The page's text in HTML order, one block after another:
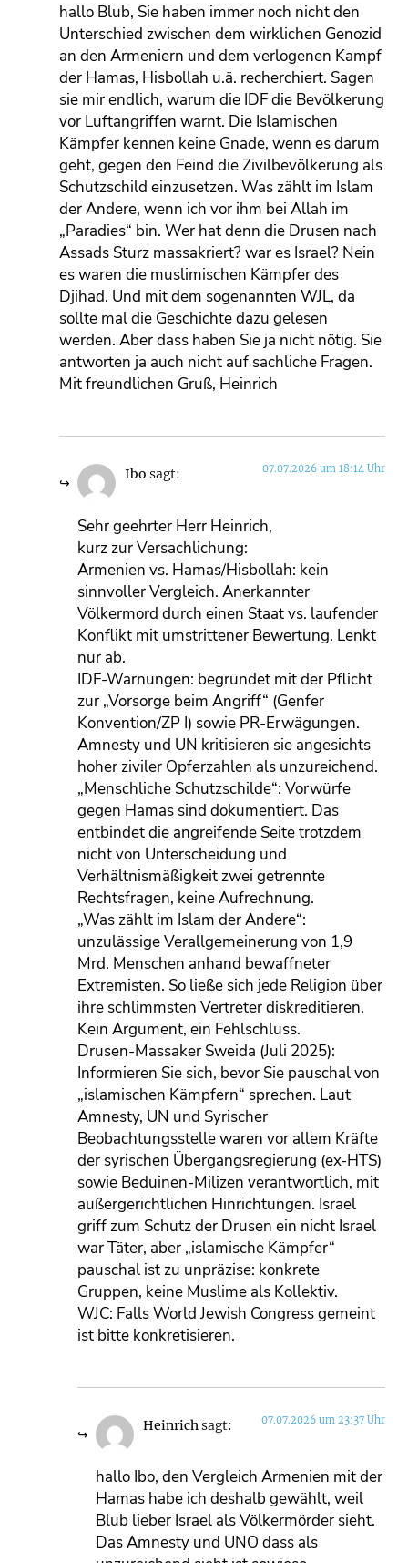
hallo Blub, Sie haben immer noch nicht den
Unterschied zwischen dem wirklichen Genozid
an den Armeniern und dem verlogenen Kampf
der Hamas, Hisbollah u.ä. recherchiert. Sagen
sie mir endlich, warum die IDF die Bevölkerung
vor Luftangriffen warnt. Die Islamischen
Kämpfer kennen keine Gnade, wenn es darum
geht, gegen den Feind die Zivilbevölkerung als
Schutzschild einzusetzen. Was zählt im Islam
der Andere, wenn ich vor ihm bei Allah im
„Paradies“ bin. Wer hat denn die Drusen nach
Assads Sturz massakriert? war es Israel? Nein
es waren die muslimischen Kämpfer des
Djihad. Und mit dem sogenannten WJL, da
sollte mal die Geschichte dazu gelesen
werden. Aber dass haben Sie ja nicht nötig. Sie
antworten ja auch nicht auf sachliche Fragen.
Mit freundlichen Gruß, Heinrich
Ibo sagt: 07.07.2026 um 18:14 Uhr
Sehr geehrter Herr Heinrich,
kurz zur Versachlichung:
Armenien vs. Hamas/Hisbollah: kein
sinnvoller Vergleich. Anerkannter
Völkermord durch einen Staat vs. laufender
Konflikt mit umstrittener Bewertung. Lenkt
nur ab.
IDF-Warnungen: begründet mit der Pflicht
zur „Vorsorge beim Angriff“ (Genfer
Konvention/ZP I) sowie PR-Erwägungen.
Amnesty und UN kritisieren sie angesichts
hoher ziviler Opferzahlen als unzureichend.
„Menschliche Schutzschilde“: Vorwürfe
gegen Hamas sind dokumentiert. Das
entbindet die angreifende Seite trotzdem
nicht von Unterscheidung und
Verhältnismäßigkeit zwei getrennte
Rechtsfragen, keine Aufrechnung.
„Was zählt im Islam der Andere“:
unzulässige Verallgemeinerung von 1,9
Mrd. Menschen anhand bewaffneter
Extremisten. So ließe sich jede Religion über
ihre schlimmsten Vertreter diskreditieren.
Kein Argument, ein Fehlschluss.
Drusen-Massaker Sweida (Juli 2025):
Informieren Sie sich, bevor Sie pauschal von
„islamischen Kämpfern“ sprechen. Laut
Amnesty, UN und Syrischer
Beobachtungsstelle waren vor allem Kräfte
der syrischen Übergangsregierung (ex-HTS)
sowie Beduinen-Milizen verantwortlich, mit
außergerichtlichen Hinrichtungen. Israel
griff zum Schutz der Drusen ein nicht Israel
war Täter, aber „islamische Kämpfer“
pauschal ist zu unpräzise: konkrete
Gruppen, keine Muslime als Kollektiv.
WJC: Falls World Jewish Congress gemeint
ist bitte konkretisieren.
Heinrichsagt: 07.07.2026 um 23:37 Uhr
hallo Ibo, den Vergleich Armenien mit der
Hamas habe ich deshalb gewählt, weil
Blub lieber Israel als Völkermörder sieht.
Das Amnesty und UNO dass als